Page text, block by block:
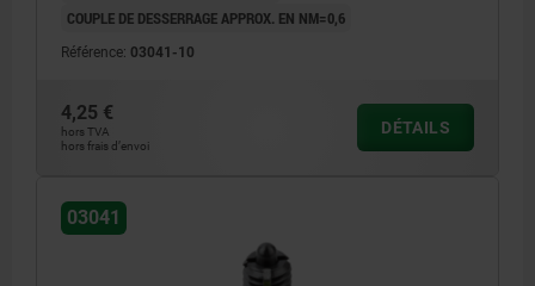
COUPLE DE DESSERRAGE APPROX. EN NM=0,6
Référence: 03041-10
4,25 €
hors TVA
hors frais d’envoi
DÉTAILS
03041